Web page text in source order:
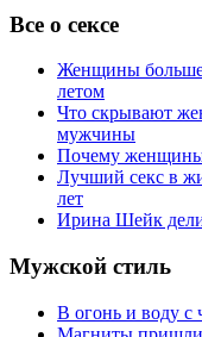
Все о сексе
Женщины больше
летом
Что скрывают
мужчины
Почему женщины
Лучший секс в
лет
Ирина Шейк
Мужской стиль
В огонь и воду с